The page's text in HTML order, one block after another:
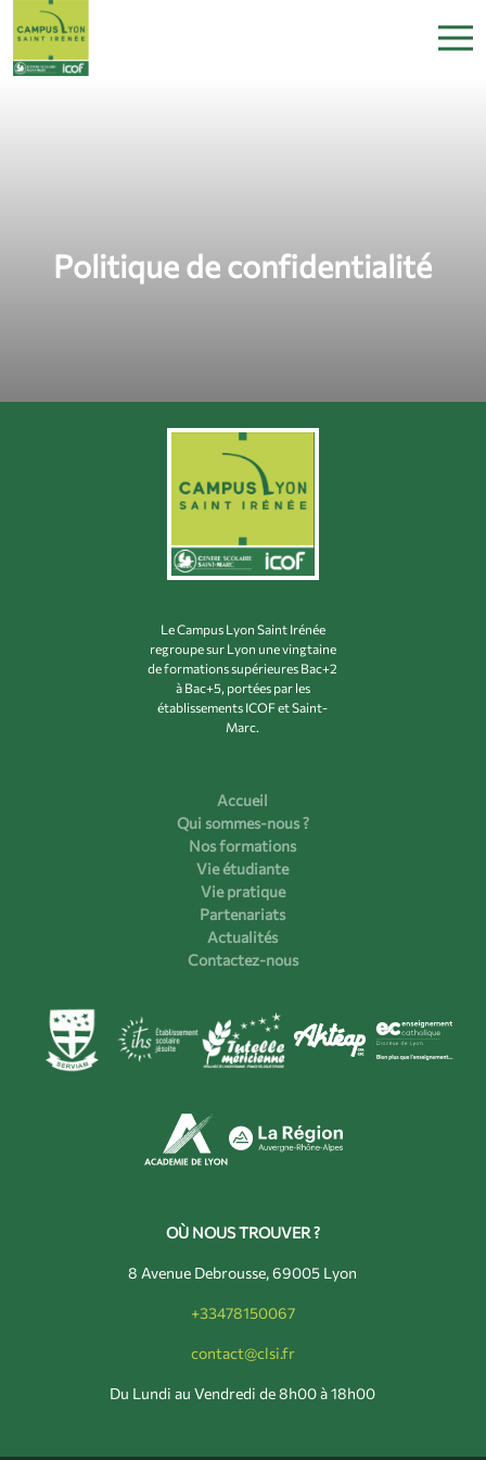
Politique de confidentialité
Le Campus Lyon Saint Irénée
regroupe sur Lyon une vingtaine
de formations supérieures Bac+2
à Bac+5, portées par les
établissements ICOF et Saint-
Marc.
Accueil
Qui sommes-nous ?
Nos formations
Vie étudiante
Vie pratique
Partenariats
Actualités
Contactez-nous
OÙ NOUS TROUVER ?
8 Avenue Debrousse, 69005 Lyon
+33478150067
contact@clsi.fr
Du Lundi au Vendredi de 8h00 à 18h00